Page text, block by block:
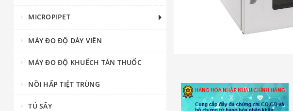
MICROPIPET
MÁY ĐO ĐỘ DÀY VIÊN
MÁY ĐO ĐỘ KHUẾCH TÁN THUỐC
NỒI HẤP TIỆT TRÙNG
TỦ SẤY